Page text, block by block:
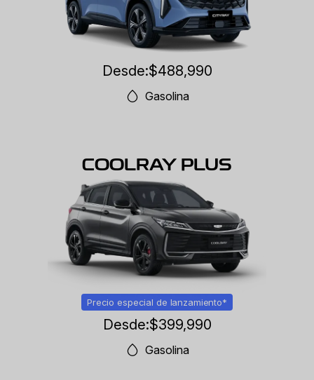
Desde:$488,990
Gasolina
COOLRAY PLUS
Precio especial de lanzamiento*
Desde:$399,990
Gasolina